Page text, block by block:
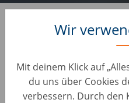
Wir
Mit deinem Klick auf
du uns über Cookies
verbessern. Durch den
Es sieht so aus, als wäre
nicht